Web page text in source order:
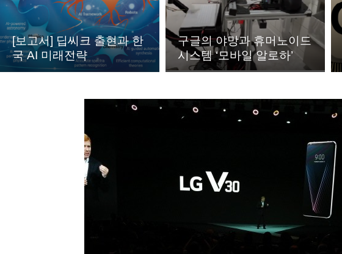
[보고서] 딥씨크 출현과 한
국 AI 미래전략
구글의 야망과 휴머노이드
시스템 ‘모바일 알로하’